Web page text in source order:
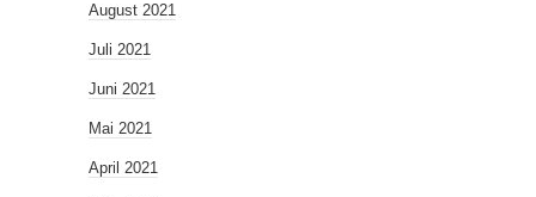
August 2021
Juli 2021
Juni 2021
Mai 2021
April 2021